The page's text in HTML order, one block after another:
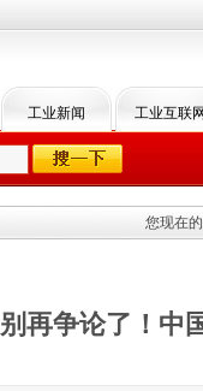
工业新闻 工业互联网
别再争论了！中
您现在的